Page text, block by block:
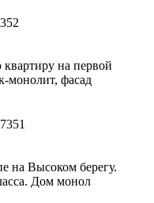
на первой
монолит, фасад
на Высоком берегу.
Дом монол